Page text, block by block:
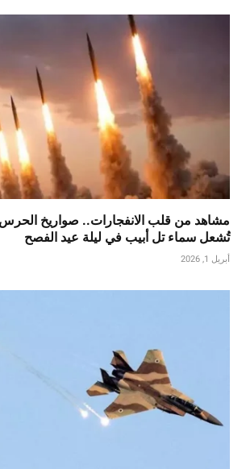
مشاهد من قلب الانفجارات.. صواريخ الحرس
تُشعل سماء تل أبيب في ليلة عيد الفصح
أبريل 1, 2026